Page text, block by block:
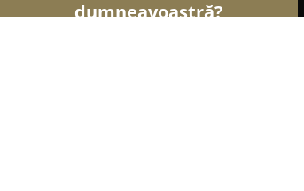
dumneavoastră?